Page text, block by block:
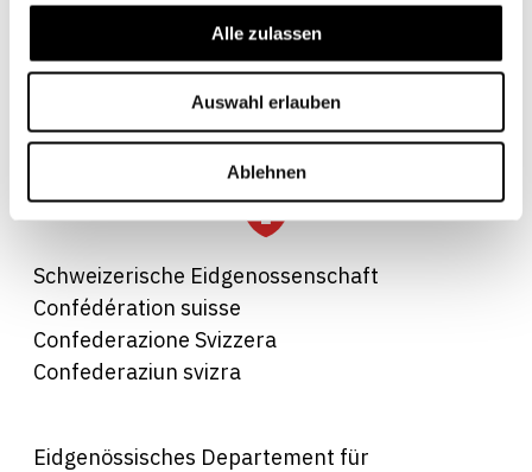
Alle zulassen
Auswahl erlauben
Ablehnen
Wissenschaftlicher Mitarbeiter, Sektion
Finanzmarktanalysen, Staatssekretariat für
internationale Finanzfragen (SIF), Bern
Schweizerische Eidgenossenschaft
Confédération suisse
Confederazione Svizzera
Confederaziun svizra
Eidgenössisches Departement für